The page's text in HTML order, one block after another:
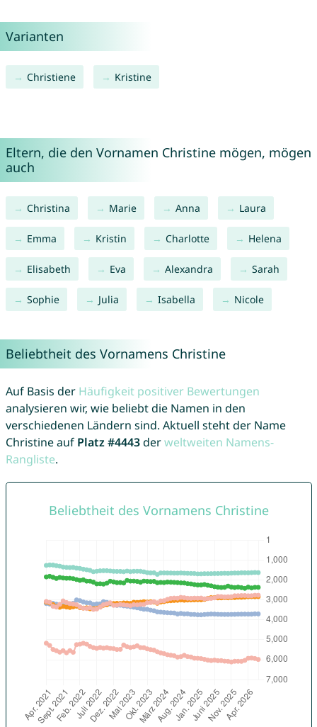
Varianten
Christiene Kristine
Eltern, die den Vornamen Christine mögen, mögen
auch
Christina Marie Anna Laura
Emma Kristin Charlotte Helena
Elisabeth Eva Alexandra Sarah
Sophie Julia Isabella Nicole
Beliebtheit des Vornamens Christine
Auf Basis der Häufigkeit positiver Bewertungen
analysieren wir, wie beliebt die Namen in den
verschiedenen Ländern sind. Aktuell steht der Name
Christine auf Platz #4443derweltweiten Namens-
Rangliste.